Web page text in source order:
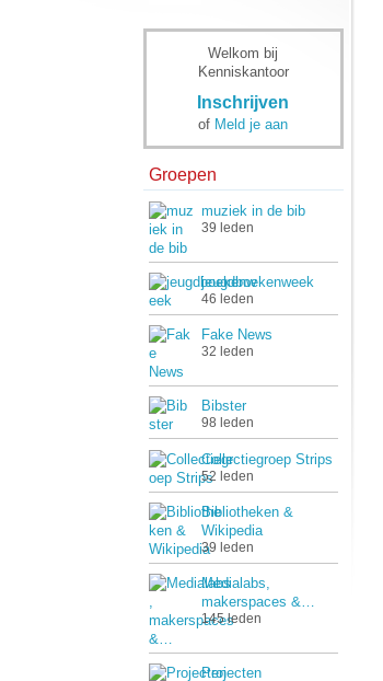
Welkom bij
Kenniskantoor
Inschrijven
of Meld je aan
Groepen
muziek in de bib
39 leden
jeugdboekenweek
46 leden
Fake News
32 leden
Bibster
98 leden
Collectiegroep Strips
52 leden
Bibliotheken &
Wikipedia
39 leden
Medialabs,
makerspaces &…
145 leden
Projecten